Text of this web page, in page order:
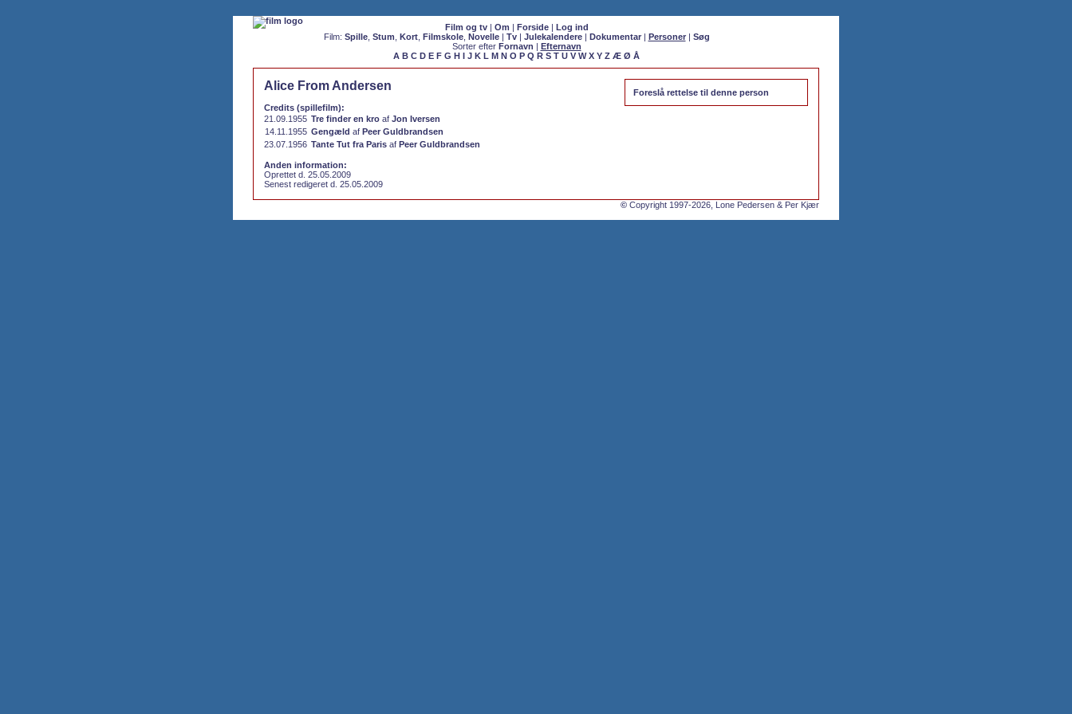
Film og tv| Om | Forside| Log ind
Film: Spille, Stum Kort, Filmskole, Novelle| Tv| Julekalendere| Dokumentar| Personer| Søg
Sorter efter Fornavn | Efternavn
A B C D E F G H I J K L M N O P Q R S T U V WX Y Z Æ Ø Å
Foreslå rettelse til denne person
Alice From Andersen
Credits (spillefilm):
21.09.1955 Tre finder en kro af Jon Iversen
14.11.1955 Gengæld af Peer Guldbrandsen
23.07.1956 Tante Tut fra Paris af Peer Guldbrandsen
Anden information:
Oprettet d. 25.05.2009
Senest redigeret d. 25.05.2009
© Copyright 1997-2026, Lone Pedersen & Per Kjær